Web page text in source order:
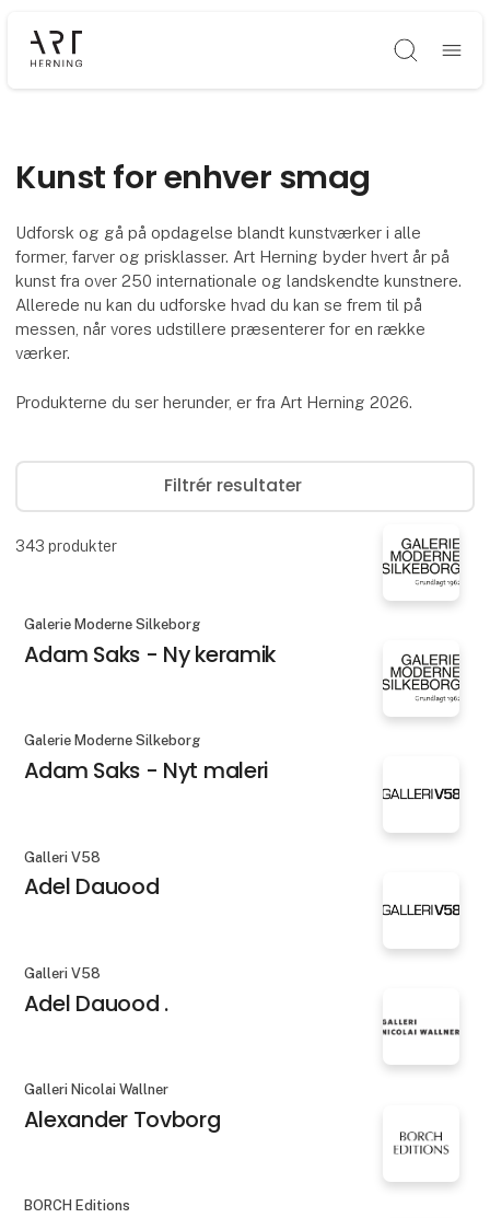
Søg
Kunst for enhver smag
Udforsk og gå på opdagelse blandt kunstværker i alle
former, farver og prisklasser. Art Herning byder hvert år på
kunst fra over 250 internationale og landskendte kunstnere.
Allerede nu kan du udforske hvad du kan se frem til på
messen, når vores udstillere præsenterer for en række
værker.
Produkterne du ser herunder, er fra Art Herning 2026.
Filtrér resultater
343 produkter
Galerie Moderne Silkeborg
Adam Saks - Ny keramik
Galerie Moderne Silkeborg
Adam Saks - Nyt maleri
Galleri V58
Adel Dauood
Galleri V58
Adel Dauood .
Galleri Nicolai Wallner
Alexander Tovborg
BORCH Editions